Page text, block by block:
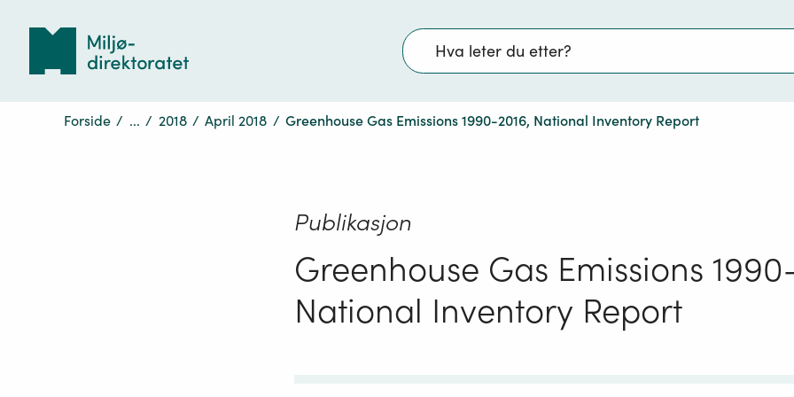
Søk
Forside / ... / 2018 / April 2018 / Greenhouse Gas Emissions 1990-2016, National Inventory Report
Publikasjon
Greenhouse Gas Emissions
National Inventory Report